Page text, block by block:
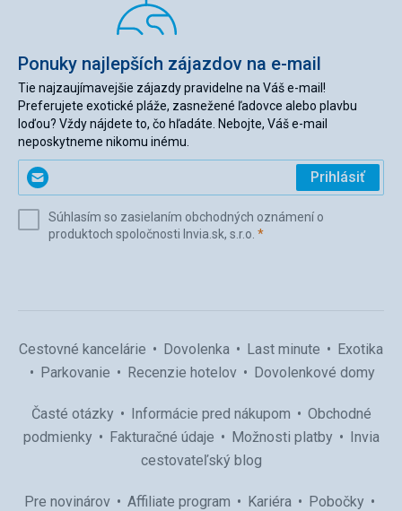
Ponuky najlepších zájazdov na e-mail
Tie najzaujímavejšie zájazdy pravidelne na Váš e-mail!
Preferujete exotické pláže, zasnežené ľadovce alebo plavbu
loďou? Vždy nájdete to, čo hľadáte. Nebojte, Váš e-mail
neposkytneme nikomu inému.
Zadajte
svoj
(povinné)
Prihlásiť
Súhlasím so zasielaním obchodných oznámení o
produktoch spoločnosti Invia.sk, s.r.o. *(povinné)
Cestovné kancelárie Dovolenka Last minute
Exotika
Parkovanie
Recenzie hotelov Dovolenkové domy
Časté otázky Informácie pred nákupom
Obchodné
podmienky
Fakturačné údaje Možnosti platby
Invia
cestovateľský blog
Pre novinárov Affiliate program Kariéra
Pobočky